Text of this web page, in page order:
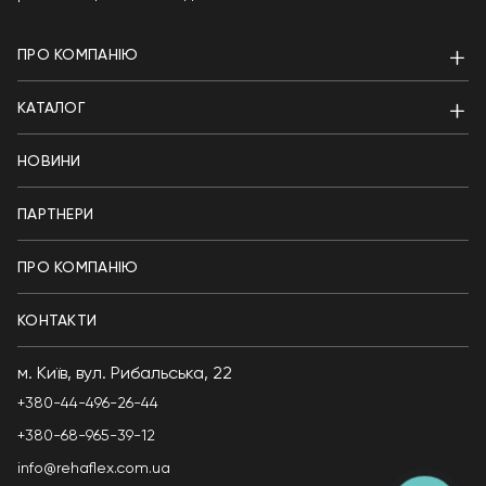
ПРО КОМПАНІЮ
КАТАЛОГ
НОВИНИ
ПАРТНЕРИ
ПРО КОМПАНІЮ
КОНТАКТИ
м. Київ, вул. Рибальська, 22
+380-44-496-26-44
+380-68-965-39-12
info@rehaflex.com.ua